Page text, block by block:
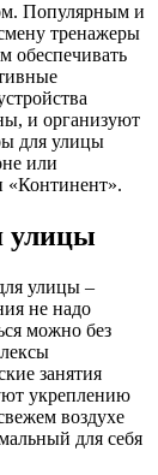
Популярным и
тренажеры
обеспечивать
и организуют
для улицы
или
«Континент».
улицы
улицы –
не надо
можно без
занятия
укреплению
воздухе
для себя